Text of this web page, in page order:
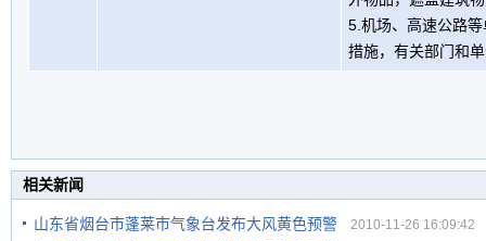
5.机场、高速公路
措施，有关部门和
相关新闻
山东省烟台市蓬莱市气象台发布大风黄色预警 2010-11-26 16:09:42